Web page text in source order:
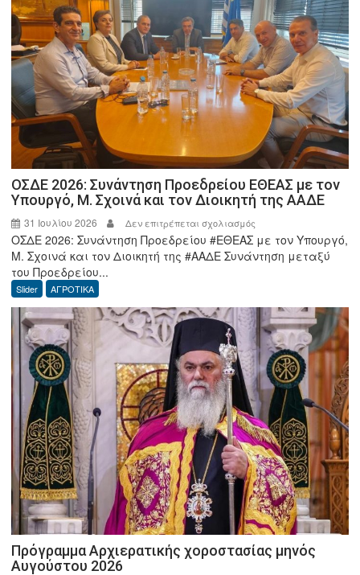
απ’
όλα
σε
προστατεύει.
ΟΣΔΕ 2026: Συνάντηση Προεδρείου ΕΘΕΑΣ με τον
Υπουργό, Μ. Σχοινά και τον Διοικητή της ΑΑΔΕ
31 Ιουλίου 2026 Δεν επιτρέπεται σχολιασμός
ΟΣΔΕ
2026:
ΕΘΕΑΣ
με
τον
Υπουργό,
Μ.
Σχοινά
και
τον
Διοικητή
της
ΑΑΔΕ
ΟΣΔΕ 2026: Συνάντηση Προεδρείου #ΕΘΕΑΣ με τον Υπουργό,
Μ. Σχοινά και τον Διοικητή της #ΑΑΔΕ Συνάντηση μεταξύ
του Προεδρείου...
Slider ΑΓΡΟΤΙΚΑ
Πρόγραμμα Αρχιερατικής χοροστασίας μηνός
Αυγούστου 2026